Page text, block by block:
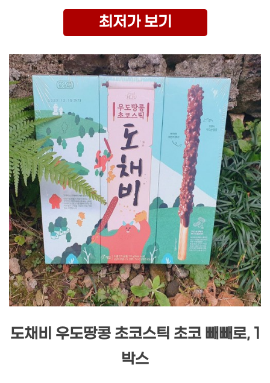
최저가 보기
도채비 우도땅콩 초코스틱 초코 빼빼로, 1
박스